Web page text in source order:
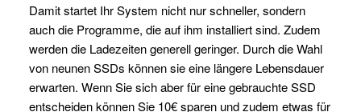
Damit startet Ihr System nicht nur schneller, sondern
auch die Programme, die auf ihm installiert sind. Zudem
werden die Ladezeiten generell geringer. Durch die Wahl
von neunen SSDs können sie eine längere Lebensdauer
erwarten. Wenn Sie sich aber für eine gebrauchte SSD
entscheiden können Sie 10€ sparen und zudem etwas für